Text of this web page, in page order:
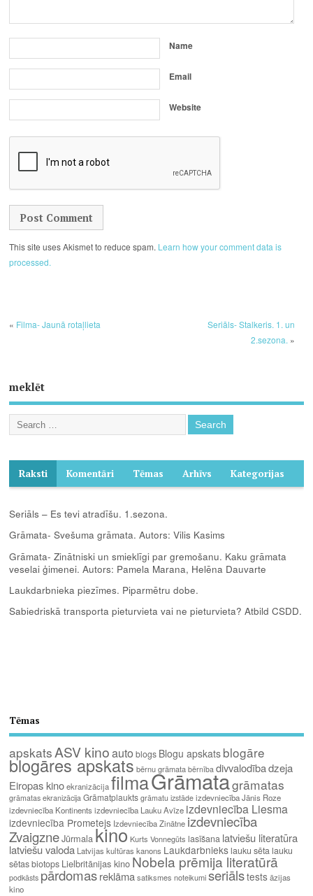
Name
Email
Website
This site uses Akismet to reduce spam. Learn how your comment data is
processed.
« Filma- Jaunā rotaļlieta
Seriāls- Stalkeris. 1. un
2.sezona. »
meklēt
Raksti Komentāri Tēmas Arhīvs Kategorijas
Seriāls – Es tevi atradīšu. 1.sezona.
Grāmata- Svešuma grāmata. Autors: Vilis Kasims
Grāmata- Zinātniski un smieklīgi par gremošanu. Kaku grāmata
veselai ģimenei. Autors: Pamela Marana, Helēna Dauvarte
Laukdarbnieka piezīmes. Piparmētru dobe.
Sabiedriskā transporta pieturvieta vai ne pieturvieta? Atbild CSDD.
Tēmas
apskats ASV kinoauto blogs Blogu apskats blogāre
blogāres apskats bērnu grāmata bērnība divvalodībadzeja
Eiropas kino ekranizācija filmaGrāmatagrāmatas
grāmatas ekranizācija Grāmatplaukts grāmatu izstāde izdevniecība Jānis Roze
izdevniecība Kontinents izdevniecība Lauku Avīze izdevniecība Liesma
izdevniecība Prometejs Izdevniecība Zinātne izdevniecība
ZvaigzneJūrmala kino Kurts Vonnegūts lasīšana latviešu literatūra
latviešu valoda Latvijas kultūras kanons Laukdarbniekslauku sētalauku
sētas biotops Lielbritānijas kino Nobela prēmija literatūrā
podkāsts pārdomasreklāma satiksmes noteikumi seriālstests āzijas
kino